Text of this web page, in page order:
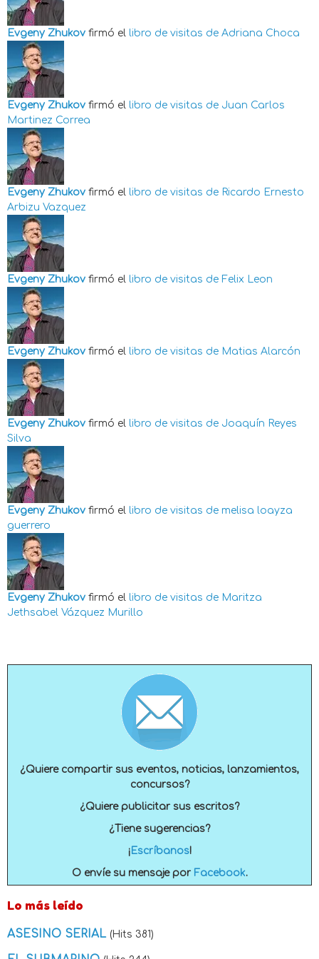
Evgeny Zhukov firmó el libro de visitas de Adriana Choca
Evgeny Zhukov firmó el libro de visitas de Juan Carlos
Martinez Correa
Evgeny Zhukov firmó el libro de visitas de Ricardo Ernesto
Arbizu Vazquez
Evgeny Zhukov firmó el libro de visitas de Felix Leon
Evgeny Zhukov firmó el libro de visitas de Matias Alarcón
Evgeny Zhukov firmó el libro de visitas de Joaquín Reyes
Silva
Evgeny Zhukov firmó el libro de visitas de melisa loayza
guerrero
Evgeny Zhukov firmó el libro de visitas de Maritza
Jethsabel Vázquez Murillo
¿Quiere compartir sus eventos, noticias, lanzamientos,
concursos?
¿Quiere publicitar sus escritos?
¿Tiene sugerencias?
¡ Escríbanos!
O envíe su mensaje por Facebook.
Lo más leído
ASESINO SERIAL (Hits 381)